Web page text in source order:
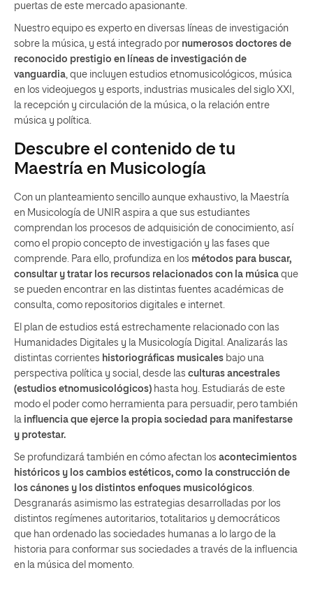
puertas de este mercado apasionante.
Nuestro equipo es experto en diversas líneas de investigación
sobre la música, y está integrado por numerosos doctores de
reconocido prestigio en líneas de investigación de
vanguardia, que incluyen estudios etnomusicológicos, música
en los videojuegos y esports, industrias musicales del siglo XXI,
la recepción y circulación de la música, o la relación entre
música y política.
Descubre el contenido de tu
Maestría en Musicología
Con un planteamiento sencillo aunque exhaustivo, la Maestría
en Musicología de UNIR aspira a que sus estudiantes
comprendan los procesos de adquisición de conocimiento, así
como el propio concepto de investigación y las fases que
comprende. Para ello, profundiza en los métodos para buscar,
consultar y tratar los recursos relacionados con la música que
se pueden encontrar en las distintas fuentes académicas de
consulta, como repositorios digitales e internet.
El plan de estudios está estrechamente relacionado con las
Humanidades Digitales y la Musicología Digital. Analizarás las
distintas corrientes historiográficas musicales bajo una
perspectiva política y social, desde las culturas ancestrales
(estudios etnomusicológicos) hasta hoy. Estudiarás de este
modo el poder como herramienta para persuadir, pero también
la influencia que ejerce la propia sociedad para manifestarse
y protestar.
Se profundizará también en cómo afectan los acontecimientos
históricos y los cambios estéticos, como la construcción de
los cánones y los distintos enfoques musicológicos.
Desgranarás asimismo las estrategias desarrolladas por los
distintos regímenes autoritarios, totalitarios y democráticos
que han ordenado las sociedades humanas a lo largo de la
historia para conformar sus sociedades a través de la influencia
en la música del momento.